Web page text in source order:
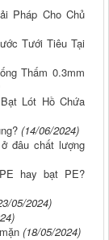
Pháp Cho Chủ
Tưới Tiêu Tại
Thấm 0.3mm
Lót Hồ Chứa
(14/06/2024)
đâu chất lượng
hay bạt PE?
05/2024)
(18/05/2024)